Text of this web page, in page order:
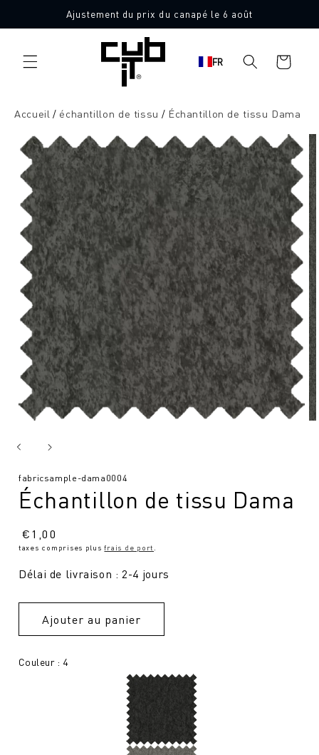
directement
au contenu
Ajustement du prix du canapé le 6 août
FR
Panier
d'achat
Accueil échantillon de tissu Échantillon de tissu Dama
l'information
sur le
produit
10 échantillons de tissu gratuits
SKU
fabricsample-dama0004
Échantillon de tissu Dama
Prix
normal
€1,00
taxes comprises plusfrais de port
Délai de livraison : 2-4 jours
Ajouter au panier
Couleur : 4